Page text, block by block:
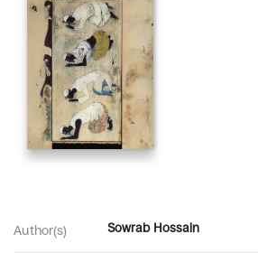
Author(s) Sowrab Hossain